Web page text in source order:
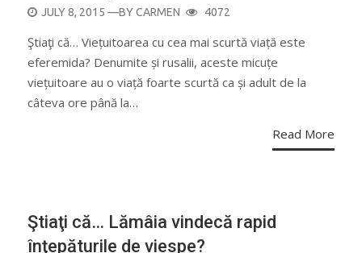
POSTED
JULY 8, 2015 —BYCARMEN 4072
Ştiaţi că… Viețuitoarea cu cea mai scurtă viață este
eferemida? Denumite și rusalii, aceste micuțe
viețuitoare au o viață foarte scurtă ca și adult de la
câteva ore până la…
Read More
Ştiaţi că… Lămâia vindecă rapid
înţepăturile de viespe?